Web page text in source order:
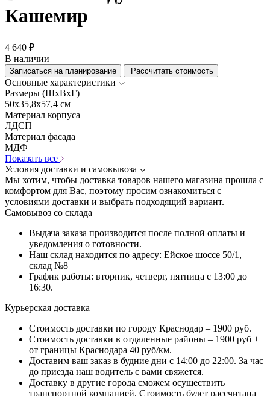
Кашемир
4 640 ₽
В наличии
Записаться на планирование Рассчитать стоимость
Основные характеристики
Размеры (ШхВхГ)
50x35,8x57,4 см
Материал корпуса
ЛДСП
Материал фасада
МДФ
Показать все
Условия доставки и самовывоза
Мы хотим, чтобы доставка товаров нашего магазина прошла с
комфортом для Вас, поэтому просим ознакомиться с
условиями доставки и выбрать подходящий вариант.
Самовывоз со склада
Выдача заказа производится после полной оплаты и
уведомления о готовности.
Наш склад находится по адресу: Ейское шоссе 50/1,
склад №8
График работы: вторник, четверг, пятница с 13:00 до
16:30.
Курьерская доставка
Стоимость доставки по городу Краснодар – 1900 руб.
Стоимость доставки в отдаленные районы – 1900 руб +
от границы Краснодара 40 руб/км.
Доставим ваш заказ в будние дни с 14:00 до 22:00. За час
до приезда наш водитель с вами свяжется.
Доставку в другие города сможем осуществить
транспортной компанией. Стоимость будет рассчитана